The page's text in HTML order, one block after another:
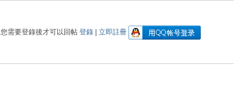
您需要登錄後才可以回帖 登錄| 立即註冊